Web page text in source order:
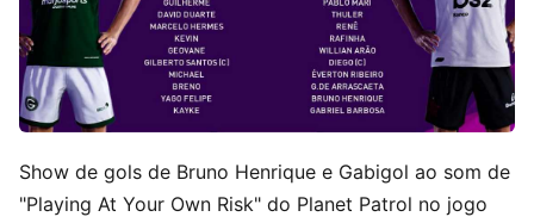
Show de gols de Bruno Henrique e Gabigol ao som de
"Playing At Your Own Risk" do Planet Patrol no jogo